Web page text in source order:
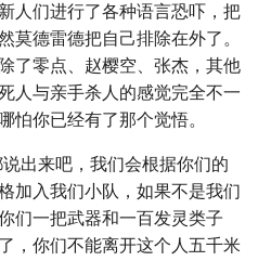
人们进行了各种语言恐吓，把
莫德雷德把自己排除在外了。
了零点、赵樱空、张杰，其他
人与亲手杀人的感觉完全不一
怕你已经有了那个觉悟。
出来吧，我们会根据你们的
加入我们小队，如果不是我们
们一把武器和一百发灵类子
，你们不能离开这个人五千米